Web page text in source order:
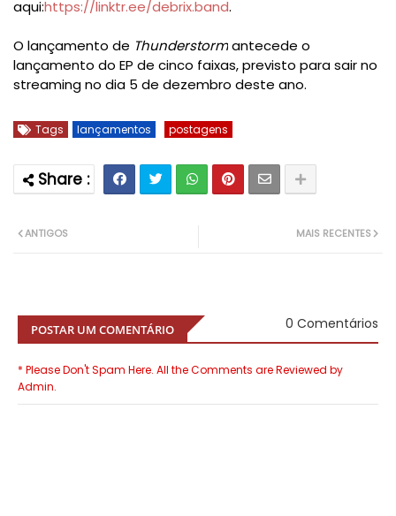
aqui:https://linktr.ee/debrix.band.
O lançamento de Thunderstormantecede o
lançamento do EP de cinco faixas, previsto para sair no
streaming no dia 5 de dezembro deste ano.
Tags lançamentos postagens
MAIS RECENTES
ANTIGOS
POSTAR UM COMENTÁRIO 0 Comentários
* Please Don't Spam Here. All the Comments are Reviewed by
Admin.